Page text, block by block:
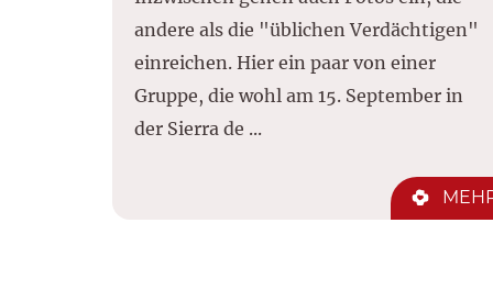
andere als die "üblichen Verdächtigen"
einreichen. Hier ein paar von einer
Gruppe, die wohl am 15. September in
der Sierra de ...